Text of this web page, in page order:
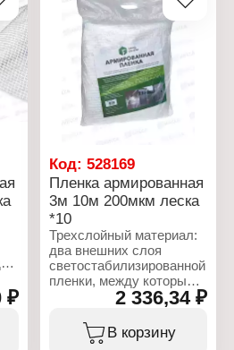
Вид: армированная
Толщина: 120 мкм
Размер: 20х2 м
Материал: полипропилен
(нить)
Вес: 2,4 кг
Цвет: прозрачный
Упаковка: в рулоне
₽
Код:528169
Пленка армированная
3м 10м 200мкм леска
*10
Трехслойный материал:
два внешних слоя
светостабилизированной
пленки, между которыми
находится армирующие
полиэиленовые полосы,
что придает плёнке
высокую прочность – до
2 336,34 ₽
В корзину